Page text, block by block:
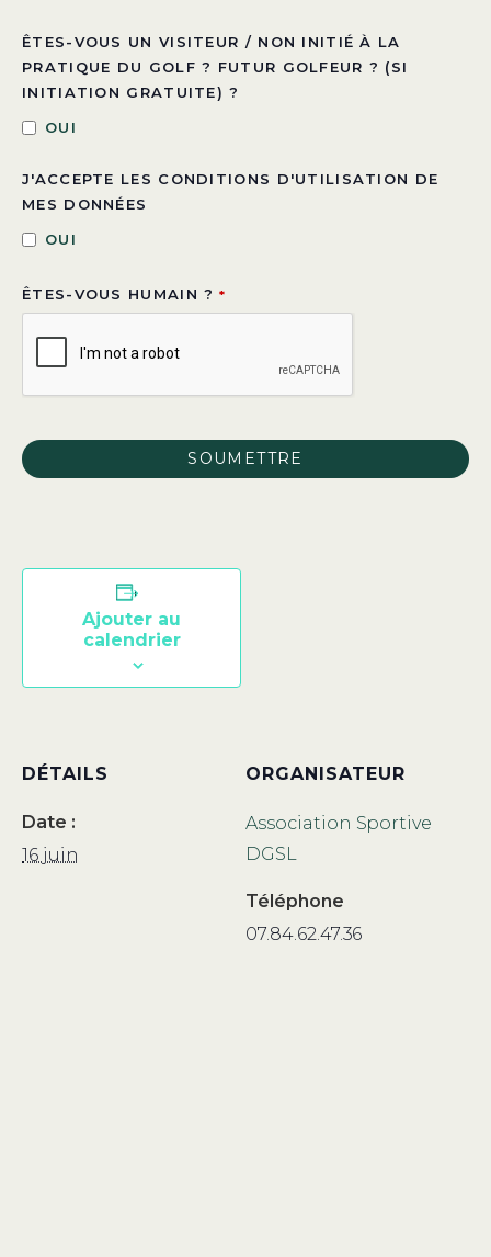
ÊTES-VOUS UN VISITEUR / NON INITIÉ À LA
PRATIQUE DU GOLF ? FUTUR GOLFEUR ? (SI
INITIATION GRATUITE) ?
OUI
J'ACCEPTE LES CONDITIONS D'UTILISATION DE
MES DONNÉES
OUI
ÊTES-VOUS HUMAIN ? *
SOUMETTRE
DEVRAIT
Ajouter au
calendrier
DÉTAILS
Date :
16 juin
ORGANISATEUR
Association Sportive
DGSL
Téléphone
07.84.62.47.36